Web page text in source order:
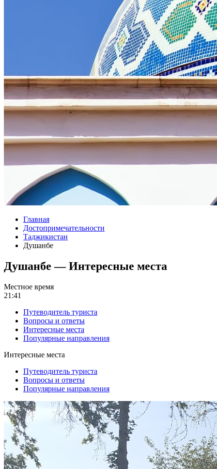
Главная
Достопримечательности
Таджикистан
Душанбе
Душанбе — Интересные места
Местное время
21:41
Путеводитель туриста
Вопросы и ответы
Интересные места
Популярные направления
Интересные места
Путеводитель туриста
Вопросы и ответы
Популярные направления